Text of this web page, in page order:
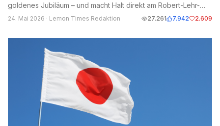
goldenes Jubiläum – und macht Halt direkt am Robert-Lehr-
Ufer.
24. Mai 2026 · Lemon Times Redaktion 27.261 7.942 2.609